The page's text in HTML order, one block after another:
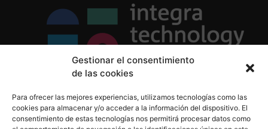
Gestionar el consentimiento
de las cookies
Para ofrecer las mejores experiencias, utilizamos tecnologías como las
cookies para almacenar y/o acceder a la información del dispositivo. El
consentimiento de estas tecnologías nos permitirá procesar datos como
Política de Cookies
Aviso Legal